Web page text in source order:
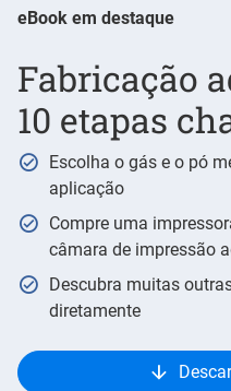
eBook em destaque
Fabricação
10 etapas
Escolha o gás e o pó
aplicação
Compre uma
câmara de impressão
Descubra muitas
diretamente